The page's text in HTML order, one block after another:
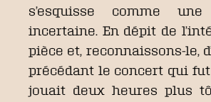
s’esquisse comme une
incertaine. En dépit de
pièce et, reconnaissons-le,
précédant le concert qui fut
jouait deux heures plus